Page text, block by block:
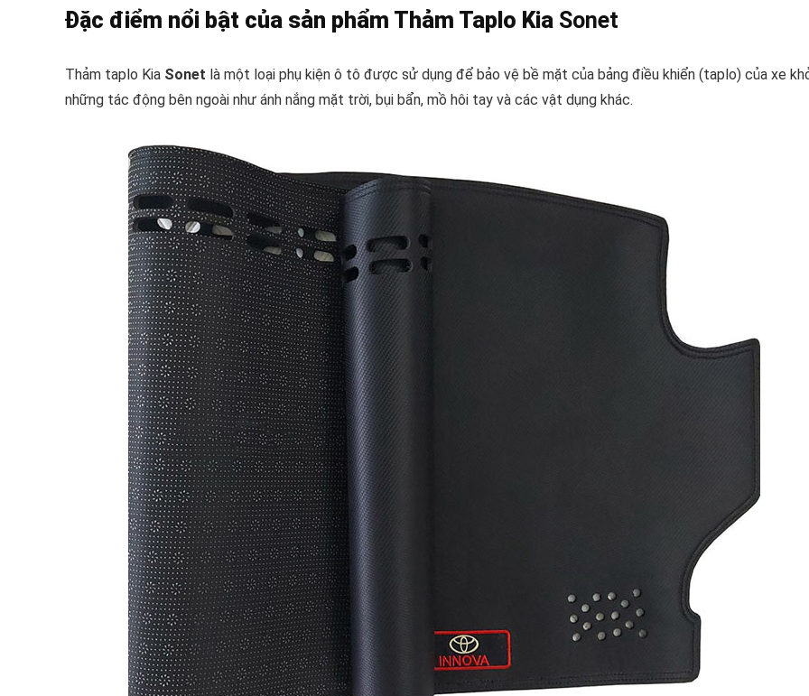
Đặc điểm nổi bật của sản phẩm Thảm Taplo Kia Sonet
Thảm taplo Kia Sonet là một loại phụ kiện ô tô được sử dụng để bảo vệ bề mặt của bảng điều khiển (taplo) của xe
những tác động bên ngoài như ánh nắng mặt trời, bụi bẩn, mồ hôi tay và các vật dụng khác.